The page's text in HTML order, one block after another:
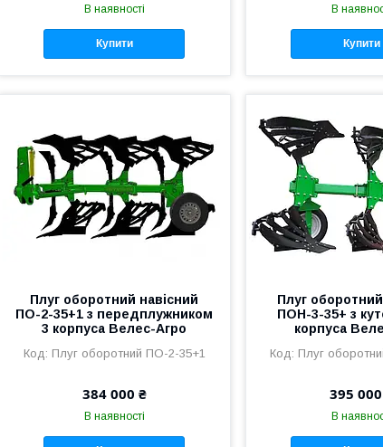
В наявності
Купити
В
Купити
Плуг оборотний навісний
ПО-2-35+1 з передплужником
3 корпуса Велес-Агро
Плуг оборотний ПО-2-35+1
384 000 ₴
В наявності
Плуг
ПОН-3-35+ з
корпуса
Плуг
395
В